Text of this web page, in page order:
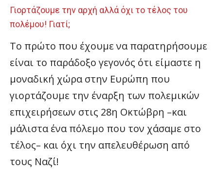
Γιορτάζουμε την αρχή αλλά όχι το τέλος του
πολέμου! Γιατί;
Το πρώτο που έχουμε να παρατηρήσουμε
είναι το παράδοξο γεγονός ότι είμαστε η
μοναδική χώρα στην Ευρώπη που
γιορτάζουμε την έναρξη των πολεμικών
επιχειρήσεων στις 28η Οκτώβρη –και
μάλιστα ένα πόλεμο που τον χάσαμε στο
τέλος– και όχι την απελευθέρωση από
τους Ναζί!